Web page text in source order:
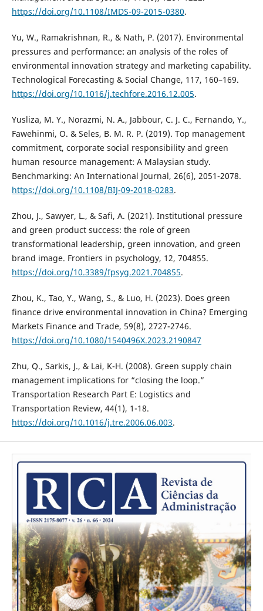
https://doi.org/10.1108/IMDS-09-2015-0380.
Yu, W., Ramakrishnan, R., & Nath, P. (2017). Environmental
pressures and performance: an analysis of the roles of
environmental innovation strategy and marketing capability.
Technological Forecasting & Social Change, 117, 160–169.
https://doi.org/10.1016/j.techfore.2016.12.005.
Yusliza, M. Y., Norazmi, N. A., Jabbour, C. J. C., Fernando, Y.,
Fawehinmi, O. & Seles, B. M. R. P. (2019). Top management
commitment, corporate social responsibility and green
human resource management: A Malaysian study.
Benchmarking: An International Journal, 26(6), 2051-2078.
https://doi.org/10.1108/BIJ-09-2018-0283.
Zhou, J., Sawyer, L., & Safi, A. (2021). Institutional pressure
and green product success: the role of green
transformational leadership, green innovation, and green
brand image. Frontiers in psychology, 12, 704855.
https://doi.org/10.3389/fpsyg.2021.704855.
Zhou, K., Tao, Y., Wang, S., & Luo, H. (2023). Does green
finance drive environmental innovation in China? Emerging
Markets Finance and Trade, 59(8), 2727-2746.
https://doi.org/10.1080/1540496X.2023.2190847
Zhu, Q., Sarkis, J., & Lai, K-H. (2008). Green supply chain
management implications for “closing the loop.”
Transportation Research Part E: Logistics and
Transportation Review, 44(1), 1-18.
https://doi.org/10.1016/j.tre.2006.06.003.